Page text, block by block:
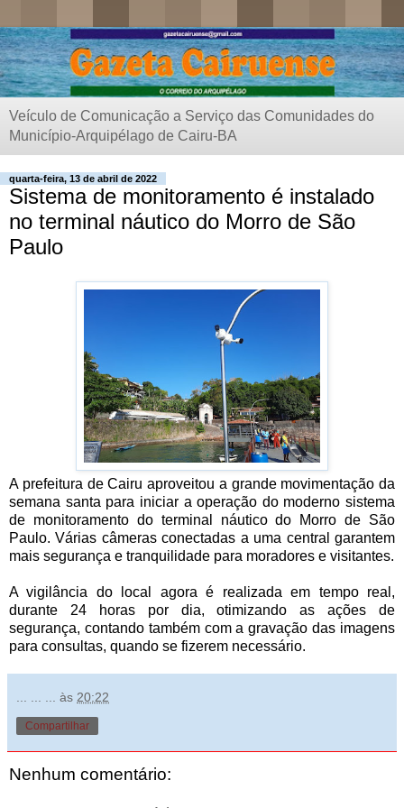
Veículo de Comunicação a Serviço das Comunidades do
Município-Arquipélago de Cairu-BA
quarta-feira, 13 de abril de 2022
Sistema de monitoramento é instalado
no terminal náutico do Morro de São
Paulo
A prefeitura de Cairu aproveitou a grande movimentação da
semana santa para iniciar a operação do moderno sistema
de monitoramento do terminal náutico do Morro de São
Paulo. Várias câmeras conectadas a uma central garantem
mais segurança e tranquilidade para moradores e visitantes.
A vigilância do local agora é realizada em tempo real,
durante 24 horas por dia, otimizando as ações de
segurança, contando também com a gravação das imagens
para consultas, quando se fizerem necessário.
às 20:22
Compartilhar
Nenhum comentário: